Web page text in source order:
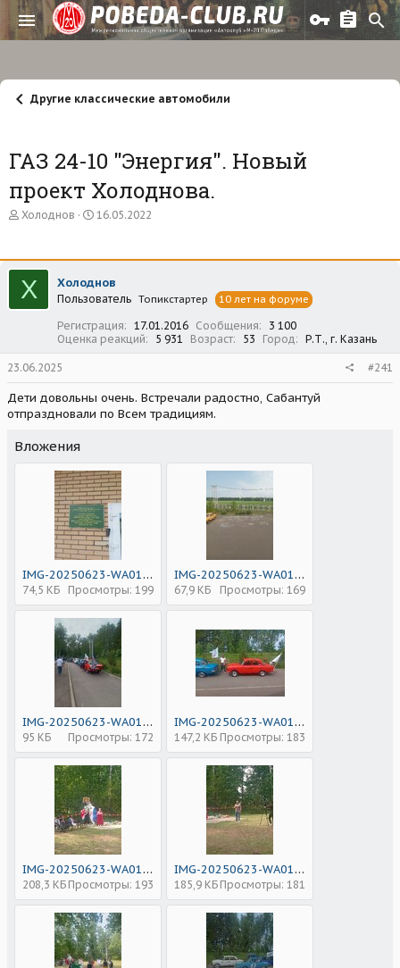
Другие классические автомобили
ГАЗ 24-10 "Энергия". Новый
проект Холоднова.
А
о
р
т
е
Холоднов
Д
а
а
ч
л
а
16.05.2022
Х Холоднов
Пользователь Топикстартер 10 лет на форуме
Регистрация 17.01.2016 Сообщения
3 100
Оценка реакций
5 931 Возраст 53 Город Р.Т., г. Казань
23.06.2025 #241
Дети довольны очень. Встречали радостно, Сабантуй
отпраздновали по Всем традициям.
Вложения
IMG-20250623-WA0137.jpg
74,5 КБ Просмотры: 199
IMG-20250623-WA0138.jpg
67,9 КБ Просмотры: 169
IMG-20250623-WA0136.jpg
95 КБ Просмотры: 172
IMG-20250623-WA0135.jpg
147,2 КБ Просмотры: 183
IMG-20250623-WA0128.jpg
208,3 КБ Просмотры: 193
IMG-20250623-WA0127.jpg
185,9 КБ Просмотры: 181